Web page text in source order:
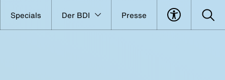
Specials Der BDI Presse